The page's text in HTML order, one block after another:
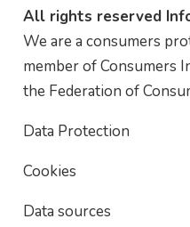
All rights reserved
We are a consumers
member of Consumers
the Federation of
Data Protection
Cookies
Data sources